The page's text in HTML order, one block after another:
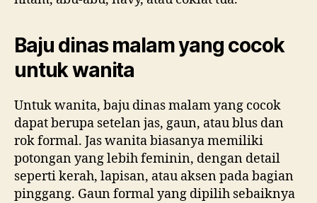
Baju dinas malam yang cocok
untuk wanita
Untuk wanita, baju dinas malam yang cocok
dapat berupa setelan jas, gaun, atau blus dan
rok formal. Jas wanita biasanya memiliki
potongan yang lebih feminin, dengan detail
seperti kerah, lapisan, atau aksen pada bagian
pinggang. Gaun formal yang dipilih sebaiknya